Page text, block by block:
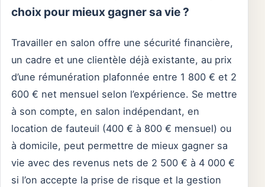
choix pour mieux gagner sa vie ?
Travailler en salon offre une sécurité financière,
un cadre et une clientèle déjà existante, au prix
d’une rémunération plafonnée entre 1 800 € et 2
600 € net mensuel selon l’expérience. Se mettre
à son compte, en salon indépendant, en
location de fauteuil (400 € à 800 € mensuel) ou
à domicile, peut permettre de mieux gagner sa
vie avec des revenus nets de 2 500 € à 4 000 €
si l’on accepte la prise de risque et la gestion